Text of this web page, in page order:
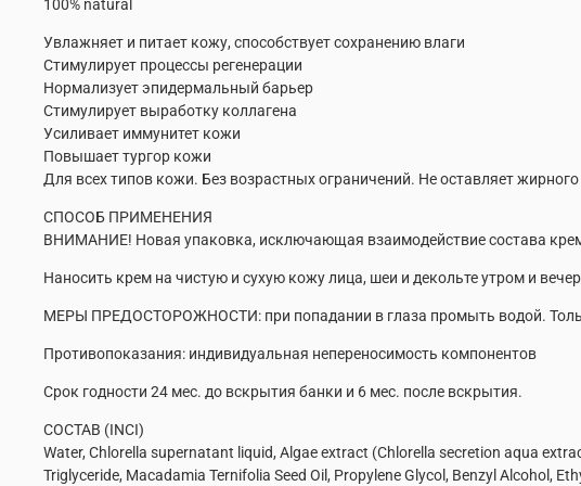
100% natural
Увлажняет и питает кожу, способствует сохранению влаги
Стимулирует процессы регенерации
Нормализует эпидермальный барьер
Стимулирует выработку коллагена
Усиливает иммунитет кожи
Повышает тургор кожи
Для всех типов кожи. Без возрастных ограничений. Не оставляет жирного
СПОСОБ ПРИМЕНЕНИЯ
ВНИМАНИЕ! Новая упаковка, исключающая взаимодействие состава
Наносить крем на чистую и сухую кожу лица, шеи и декольте утром и
МЕРЫ ПРЕДОСТОРОЖНОСТИ: при попадании в глаза промыть водой.
Противопоказания: индивидуальная непереносимость компонентов
Срок годности 24 мес. до вскрытия банки и 6 мес. после вскрытия.
СОСТАВ (INCI)
Water, Chlorella supernatant liquid, Algae extract (Chlorella secretion aqua
Triglyceride, Macadamia Ternifolia Seed Oil, Propylene Glycol, Benzyl Alcohol,